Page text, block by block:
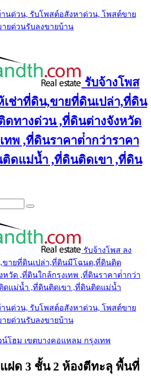
นด่วน, รับโพสต์อสังหาด่วน, โพสต์ขาย
ยด่วนรับลงขายบ้าน
รับจ้างโพส
เช่าที่ดิน,ขายที่ดินเปล่า,ที่ดิน
ทางด่วน ,ที่ดินต่างจังหวัด
ทพ ,ที่ดินราคาต่ํากว่าราคา
ติดแม่น้ำ ,ที่ดินติดเขา ,ที่ดิน
รับจ้างโพส ลง
ขายที่ดินเปล่า,ที่ดินมีโฉนด,ที่ดินติด
หวัด ,ที่ดินใกล้กรุงเทพ ,ที่ดินราคาต่ํากว่า
ดแม่น้ำ ,ที่ดินติดเขา ,ที่ดินติดแม่น้ำ
นด่วน, รับโพสต์อสังหาด่วน, โพสต์ขาย
ยด่วนรับลงขายบ้าน
โฮม เขตบางคอแหลม กรุงเทพ
ฝด 3 ชั้น 2 ห้องตีทะลุ พื้นที่